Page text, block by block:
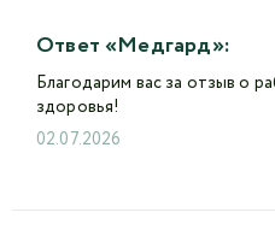
Ответ «Медгард»:
Благодарим вас за отзыв о
здоровья!
02.07.2026